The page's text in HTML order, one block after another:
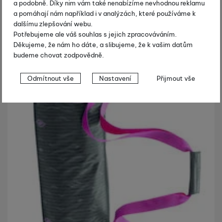
a podobně. Díky nim vám také nenabízíme nevhodnou reklamu
a pomáhají nám například i v analýzách, které používáme k
dalšímu zlepšování webu.
Potřebujeme ale váš souhlas s jejich zpracováváním.
Děkujeme, že nám ho dáte, a slibujeme, že k vašim datům
budeme chovat zodpovědně.
Nastavení souhlasů s kategoriemi
cookies
Technickébez těchto cookies náš web nebude fungovat
Technické cookies umožňují váš průchod nákupním košíkem,
porovnávání produktů a další nezbytné funkce.
Preferenční a rozšířené funkce
Preferenční a rozšířené funkce
abyste nemuseli vše
nastavovat znovu a abyste se s námi mohli spojit např. pomocí
Povoleno
Díky těmto cookies vám práci s naším webem dokážeme ještě
Odmítnout vše Nastavení Přijmout vše